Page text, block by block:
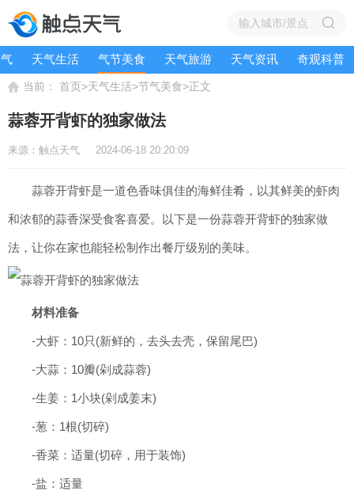
天气生活 气节美食 天气旅游 天气资讯 奇观科普
当前： 首页>天气生活>节气美食>正文
蒜蓉开背虾的独家做法
来源：触点天气 2024-06-18 20:20:09
蒜蓉开背虾是一道色香味俱佳的海鲜佳肴，以其鲜美的虾肉
和浓郁的蒜香深受食客喜爱。以下是一份蒜蓉开背虾的独家做
法，让你在家也能轻松制作出餐厅级别的美味。
材料准备
-大虾：10只(新鲜的，去头去壳，保留尾巴)
-大蒜：10瓣(剁成蒜蓉)
-生姜：1小块(剁成姜末)
-葱：1根(切碎)
-香菜：适量(切碎，用于装饰)
-盐：适量